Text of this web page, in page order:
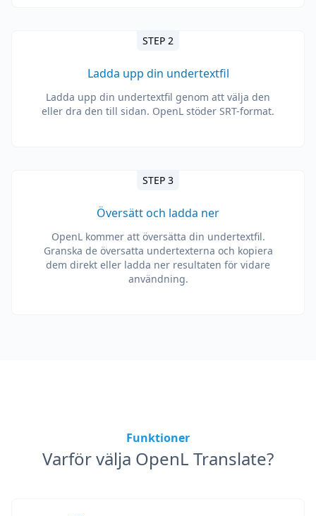
STEP 2
Ladda upp din undertextfil
Ladda upp din undertextfil genom att välja den
eller dra den till sidan. OpenL stöder SRT-format.
STEP 3
Översätt och ladda ner
OpenL kommer att översätta din undertextfil.
Granska de översatta undertexterna och kopiera
dem direkt eller ladda ner resultaten för vidare
användning.
Funktioner
Varför välja OpenL Translate?